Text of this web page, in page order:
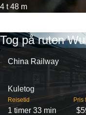
4 t 48 m
Tog på ruten
China Railway
Kuletog
Reisetid
1 timer 33 min
Pris